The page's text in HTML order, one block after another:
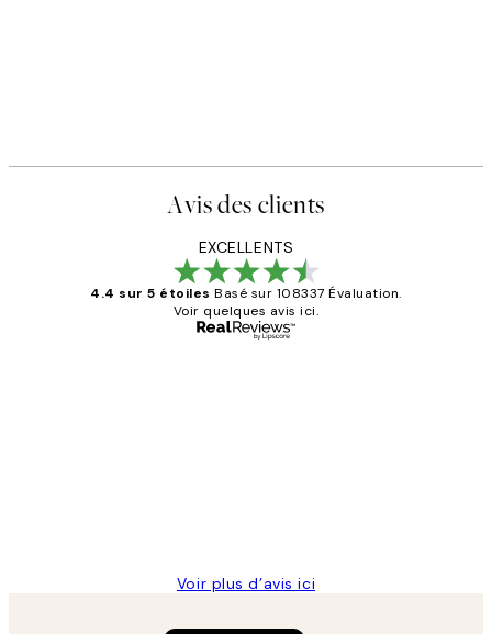
Avis des clients
EXCELLENTS
4.4 sur 5 étoiles Basé sur 108337 Évaluation.
Voir quelques avis ici.
Voir plus d’avis ici